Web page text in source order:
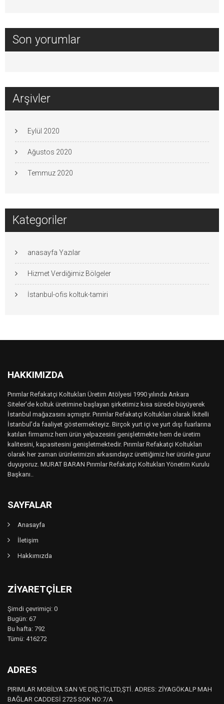
Son yorumlar
Arşivler
Eylül 2020
Ağustos 2020
Temmuz 2020
Kategoriler
anasayfa Yazılar
Hizmet Verdiğimiz Bölgeler
İstanbul-ofis koltuk-tamiri
HAKKIMIZDA
Pırımlar Refakatçi Koltukları Üretim Atölyesi 1990 yılında Ankara
Siteler’de koltuk üretimine başlayan şirketimiz kısa sürede büyüyerek
İstanbul mağazasını açmıştır. Pırımlar Refakatçi Koltukları olarak İkitelli
İstanbul’da faaliyet göstermekteyiz. Birçok yurt içi ve yurt dışı fuarlarına
katılan firmamız hem ürün yelpazesini genişletmekte hem de üretim
kalitesini, kapasitesini genişletmektedir. Pırımlar Refakatçi Koltukları
olarak her zaman ürünlerimizin arkasındayız ürettiğimiz her ürünle gurur
duyuyoruz. MURAT BARAN Pırımlar Refakatçi Koltukları Yönetim Kurulu
Başkanı..
SAYFALAR
Anasayfa
İletişim
Hakkımızda
ZIYARETÇILER
Şimdi çevrimiçi: 0
Bugün: 67
Bu hafta: 792
Tümü: 416272
ADRES
PIRIMLAR MOBİLYA SAN VE DIŞ,TİC,LTD,ŞTİ. ADRES: ZİYAGÖKALP MAH
BAĞLAR CADDESİ 2725 SOK NO:7/A